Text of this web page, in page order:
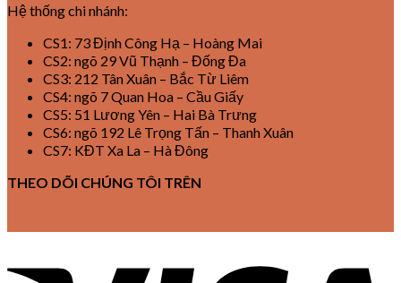
Hệ thống chi nhánh:
CS1: 73 Định Công Hạ – Hoàng Mai
CS2: ngõ 29 Vũ Thạnh – Đống Đa
CS3: 212 Tân Xuân – Bắc Từ Liêm
CS4: ngõ 7 Quan Hoa – Cầu Giấy
CS5: 51 Lương Yên – Hai Bà Trưng
CS6: ngõ 192 Lê Trọng Tấn – Thanh Xuân
CS7: KĐT Xa La – Hà Đông
THEO DÕI CHÚNG TÔI TRÊN